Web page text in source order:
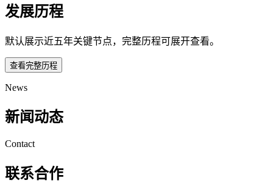
发展历程
默认展示近五年关键节点，完整历程可展开查看。
查看完整历程
News
新闻动态
Contact
联系合作